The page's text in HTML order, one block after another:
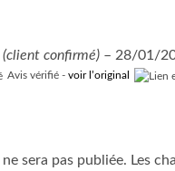
(client confirmé) – 28/01/
Avis vérifié - voir l’original
sera pas publiée. Les